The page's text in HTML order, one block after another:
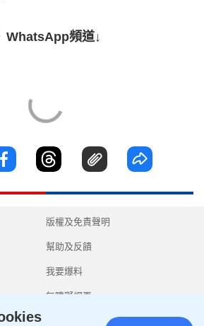
WhatsApp頻道↓
版權及免責聲明
幫助及反饋
我要爆料
無障礙網頁